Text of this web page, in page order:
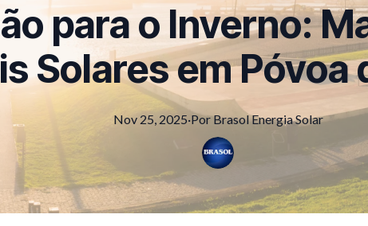
para o Inverno:
Solares em Póvoa
Nov 25, 2025·PorBrasolEnergia Solar